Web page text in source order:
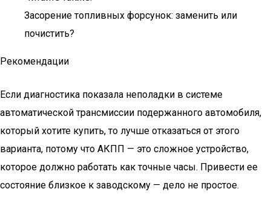
Засорение топливных форсунок: заменить или
почистить?
Рекомендации
Если диагностика показала неполадки в системе
автоматической трансмиссии подержанного автомобиля,
который хотите купить, то лучше отказаться от этого
варианта, потому что АКПП — это сложное устройство,
которое должно работать как точные часы. Привести ее
состояние близкое к заводскому — дело не простое.